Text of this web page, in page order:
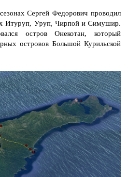
Сергей Федорович проводил
Итуруп, Уруп, Чирпой и Симушир.
остров Онекотан, который
островов Большой Курильской